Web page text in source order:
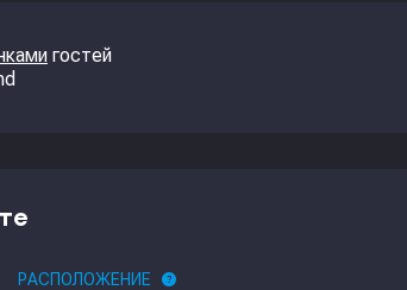
гостей
РАСПОЛОЖЕНИЕ help